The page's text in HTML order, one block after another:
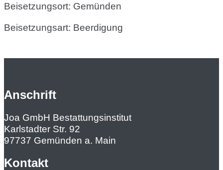
Beisetzungsort: Gemünden
Beisetzungsart: Beerdigung
Anschrift
Joa GmbH Bestattungsinstitut
Karlstadter Str. 92
97737 Gemünden a. Main
Kontakt